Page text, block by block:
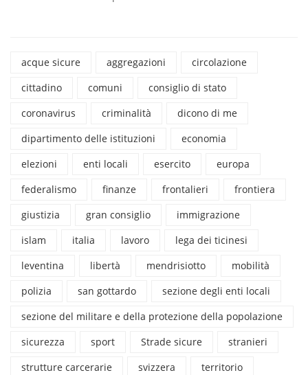
acque sicure aggregazioni
circolazione
cittadino
comuni
consiglio di stato
coronavirus
criminalità
dicono di me
dipartimento delle istituzioni
economia
elezioni
enti locali esercito
europa
federalismo
finanze frontalieri
frontiera
giustizia
gran consiglio
immigrazione
islam
italia lavoro
lega dei ticinesi
leventina
libertà mendrisiotto
mobilità
polizia
san gottardo
sezione degli enti locali
sezione del militare e della protezione della popolazione
sicurezza
sport Strade sicure
stranieri
strutture carcerarie
svizzera
territorio